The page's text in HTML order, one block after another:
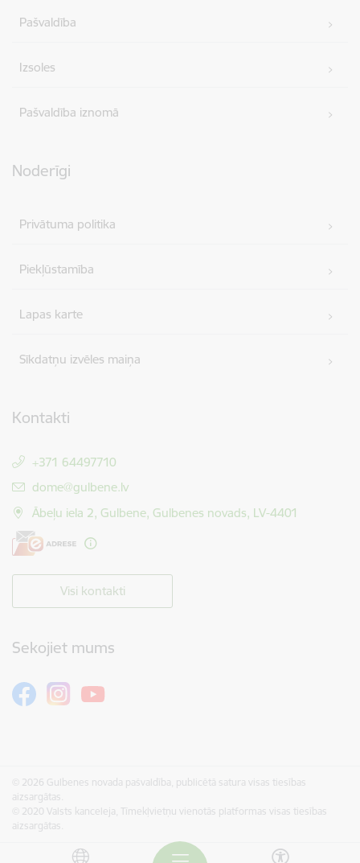
Pašvaldība
Izsoles
Pašvaldība iznomā
Noderīgi
Privātuma politika
Piekļūstamība
Lapas karte
Sīkdatņu izvēles maiņa
Kontakti
+371 64497710
E-pasts:
dome@gulbene.lv
Ābeļu iela 2, Gulbene, Gulbenes novads, LV-4401
Visi kontakti
Sekojiet mums
© 2026 Gulbenes novada pašvaldība, publicētā satura visas tiesības
aizsargātas.
© 2020 Valsts kanceleja, Tīmekļvietņu vienotās platformas visas tiesības
aizsargātas.